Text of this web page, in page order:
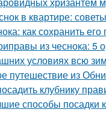
в квартире:
как сохранить
из чеснока: 5
условиях всю
путешествие из
клубнику
способы посадки